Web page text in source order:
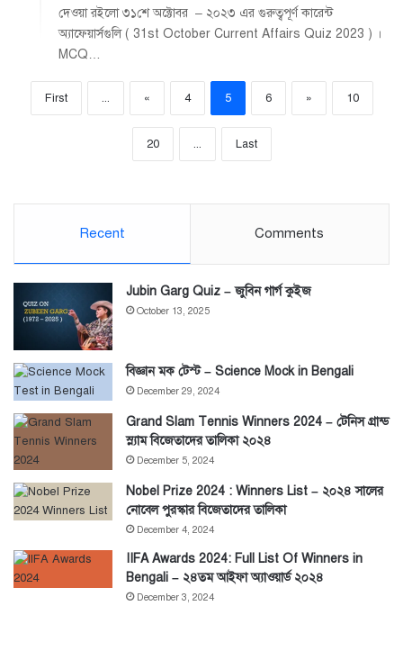
দেওয়া রইলো ৩১শে অক্টোবর – ২০২৩ এর গুরুত্বপূর্ণ কারেন্ট
অ্যাফেয়ার্সগুলি ( 31st October Current Affairs Quiz 2023 ) ।
MCQ…
First ... « 4 5 6 » 10
20 ... Last
Recent Comments
Jubin Garg Quiz – জুবিন গার্গ কুইজ
October 13, 2025
বিজ্ঞান মক টেস্ট – Science Mock in Bengali
December 29, 2024
Grand Slam Tennis Winners 2024 – টেনিস গ্রান্ড
স্ল্যাম বিজেতাদের তালিকা ২০২৪
December 5, 2024
Nobel Prize 2024 : Winners List – ২০২৪ সালের
নোবেল পুরস্কার বিজেতাদের তালিকা
December 4, 2024
IIFA Awards 2024: Full List Of Winners in
Bengali – ২৪তম আইফা অ্যাওয়ার্ড ২০২৪
December 3, 2024